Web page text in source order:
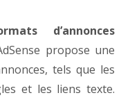
d’annonces
propose une
tels que les
et les liens texte.